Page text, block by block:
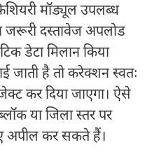
मॉड्यूल उपलब्ध
जरूरी दस्तावेज अपलोड
डेटा मिलान किया
जाती है तो करेक्शन स्वतः
कर दिया जाएगा। ऐसे
या जिला स्तर पर
अपील कर सकते हैं।